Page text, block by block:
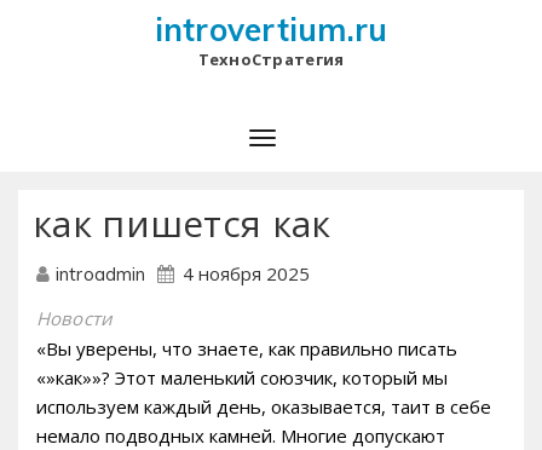
introvertium.ru
ТехноСтратегия
как пишется как
introadmin 4 ноября 2025
Новости
«Вы уверены, что знаете, как правильно писать
«»как»»? Этот маленький союзчик, который мы
используем каждый день, оказывается, таит в себе
немало подводных камней. Многие допускают